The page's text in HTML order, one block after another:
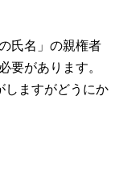
氏名」の親権者
要があります。
しますがどうにか